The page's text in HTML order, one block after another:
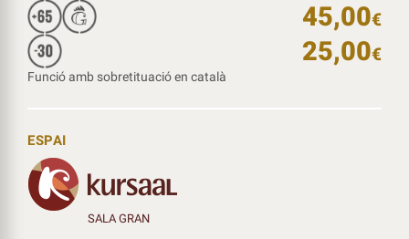
45,00€
25,00€
Funció amb sobretituació en català
ESPAI
SALA GRAN